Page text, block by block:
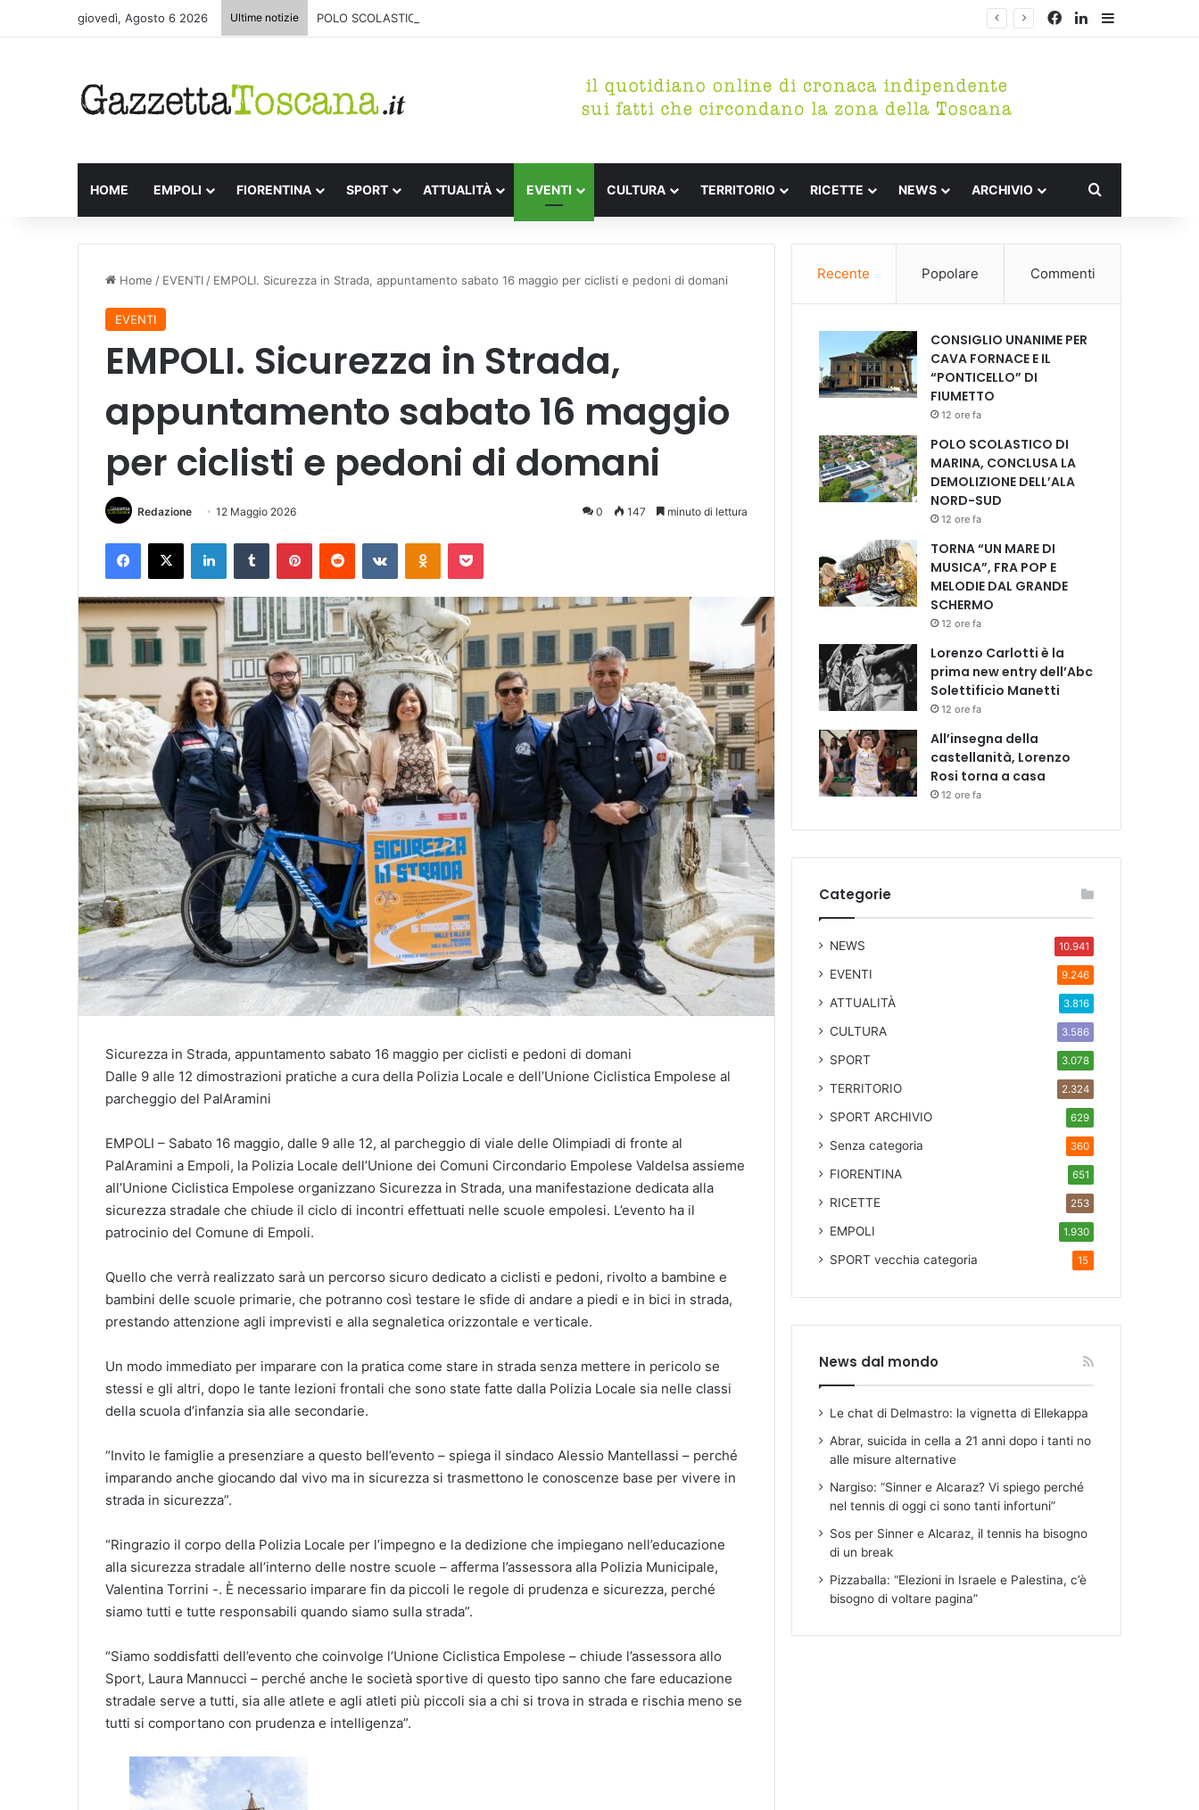
giovedì, Agosto 6 2026 Ultime notizie POLO SCOLASTICO DI MARINA, CONCLUSA LA DEMOLIZIONE DELL’ALA NORD-SUD Facebook
LinkedIn
HOME EMPOLI FIORENTINA SPORT ATTUALITÀ EVENTI CULTURA TERRITORIO RICETTE NEWS ARCHIVIO
Home / EVENTI / EMPOLI. Sicurezza in Strada, appuntamento sabato 16 maggio per ciclisti e pedoni di domani
EVENTI
EMPOLI. Sicurezza in Strada,
appuntamento sabato 16 maggio
per ciclisti e pedoni di domani
Redazione 12 Maggio 2026 0 147 minuto di lettura
Sicurezza in Strada, appuntamento sabato 16 maggio per ciclisti e pedoni di domani
Dalle 9 alle 12 dimostrazioni pratiche a cura della Polizia Locale e dell’Unione Ciclistica Empolese al
parcheggio del PalAramini
EMPOLI – Sabato 16 maggio, dalle 9 alle 12, al parcheggio di viale delle Olimpiadi di fronte al
PalAramini a Empoli, la Polizia Locale dell’Unione dei Comuni Circondario Empolese Valdelsa assieme
all’Unione Ciclistica Empolese organizzano Sicurezza in Strada, una manifestazione dedicata alla
sicurezza stradale che chiude il ciclo di incontri effettuati nelle scuole empolesi. L’evento ha il
patrocinio del Comune di Empoli.
Quello che verrà realizzato sarà un percorso sicuro dedicato a ciclisti e pedoni, rivolto a bambine e
bambini delle scuole primarie, che potranno così testare le sfide di andare a piedi e in bici in strada,
prestando attenzione agli imprevisti e alla segnaletica orizzontale e verticale.
Un modo immediato per imparare con la pratica come stare in strada senza mettere in pericolo se
stessi e gli altri, dopo le tante lezioni frontali che sono state fatte dalla Polizia Locale sia nelle classi
della scuola d’infanzia sia alle secondarie.
“Invito le famiglie a presenziare a questo bell’evento – spiega il sindaco Alessio Mantellassi – perché
imparando anche giocando dal vivo ma in sicurezza si trasmettono le conoscenze base per vivere in
strada in sicurezza”.
“Ringrazio il corpo della Polizia Locale per l’impegno e la dedizione che impiegano nell’educazione
alla sicurezza stradale all’interno delle nostre scuole – afferma l’assessora alla Polizia Municipale,
Valentina Torrini -. È necessario imparare fin da piccoli le regole di prudenza e sicurezza, perché
siamo tutti e tutte responsabili quando siamo sulla strada”.
“Siamo soddisfatti dell’evento che coinvolge l’Unione Ciclistica Empolese – chiude l’assessora allo
Sport, Laura Mannucci – perché anche le società sportive di questo tipo sanno che fare educazione
stradale serve a tutti, sia alle atlete e agli atleti più piccoli sia a chi si trova in strada e rischia meno se
tutti si comportano con prudenza e intelligenza”.
Recente Popolare Commenti
CONSIGLIO UNANIME PER
CAVA FORNACE E IL
“PONTICELLO” DI
FIUMETTO
12 ore fa
POLO SCOLASTICO DI
MARINA, CONCLUSA LA
DEMOLIZIONE DELL’ALA
NORD-SUD
12 ore fa
TORNA “UN MARE DI
MUSICA”, FRA POP E
MELODIE DAL GRANDE
SCHERMO
12 ore fa
Lorenzo Carlotti è la
prima new entry dell’Abc
Solettificio Manetti
12 ore fa
All’insegna della
castellanità, Lorenzo
Rosi torna a casa
12 ore fa
Categorie
NEWS 10.941
EVENTI 9.246
ATTUALITÀ 3.816
CULTURA 3.586
SPORT 3.078
TERRITORIO 2.324
SPORT ARCHIVIO 629
Senza categoria 360
FIORENTINA 651
RICETTE 253
EMPOLI 1.930
SPORTvecchia categoria 15
News dal mondo
Le chat di Delmastro: la vignetta di Ellekappa
Abrar, suicida in cella a 21 anni dopo i tanti no
alle misure alternative
Nargiso: “Sinner e Alcaraz? Vi spiego perché
nel tennis di oggi ci sono tanti infortuni”
Sos per Sinner e Alcaraz, il tennis ha bisogno
di un break
Pizzaballa: “Elezioni in Israele e Palestina, c’è
bisogno di voltare pagina”